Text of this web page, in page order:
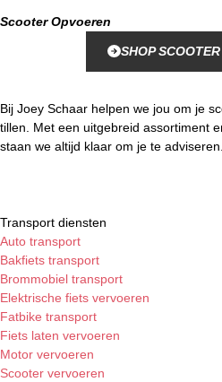
Scooter Opvoeren
SHOP
Bij Joey Schaar helpen we jou om je
tillen. Met een uitgebreid assortiment
staan we altijd klaar om je te adviseren.
Transport diensten
Auto transport
Bakfiets transport
Brommobiel transport
Elektrische fiets vervoeren
Fatbike transport
Fiets laten vervoeren
Motor vervoeren
Scooter vervoeren